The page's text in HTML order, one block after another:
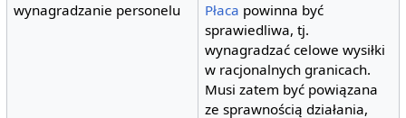
wynagradzanie personelu
Płaca powinna być
sprawiedliwa, tj.
wynagradzać celowe wysiłki
w racjonalnych granicach.
Musi zatem być powiązana
ze sprawnością działania,